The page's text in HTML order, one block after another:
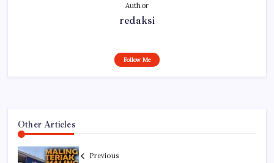
Author
redaksi
Follow Me
Other Articles
Previous